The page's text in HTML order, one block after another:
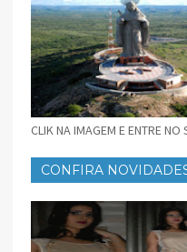
CLIK NA IMAGEM E ENTRE NO
CONFIRA